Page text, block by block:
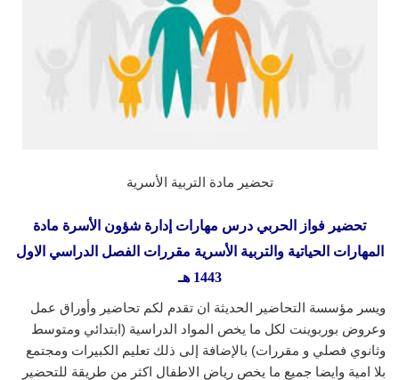
تحضير مادة التربية الأسرية
تحضير فواز الحربي درس مهارات إدارة شؤون الأسرة مادة
المهارات الحياتية والتربية الأسرية مقررات الفصل الدراسي الاول
1443 هـ
ويسر مؤسسة التحاضير الحديثة ان تقدم لكم تحاضير وأوراق عمل
وعروض بوربوينت لكل ما يخص المواد الدراسية (ابتدائي ومتوسط
وثانوي فصلي و مقررات) بالإضافة إلى ذلك تعليم الكبيرات ومجتمع
بلا امية وايضا جميع ما يخص رياض الاطفال اكثر من طريقة للتحضير